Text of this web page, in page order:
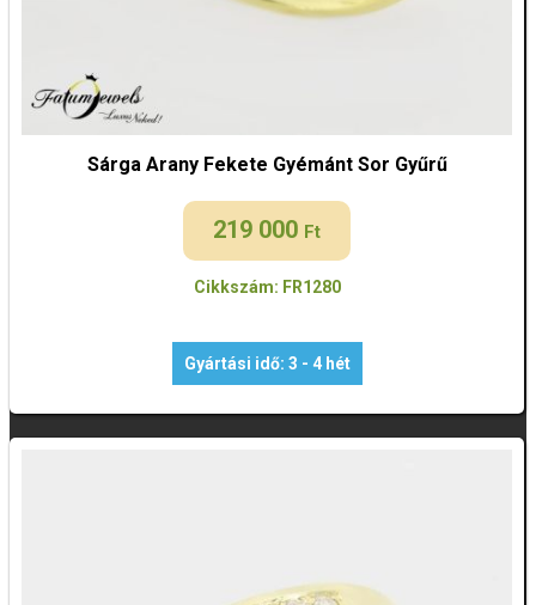
Sárga Arany Fekete Gyémánt Sor Gyűrű
219 000 Ft
Cikkszám: FR1280
Gyártási idő: 3 - 4 hét